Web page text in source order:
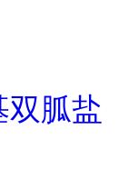
胍盐